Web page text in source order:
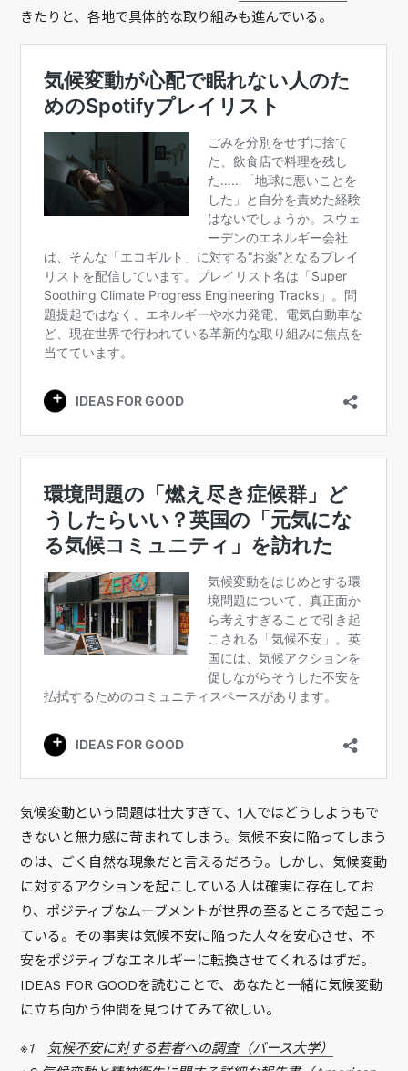
きたりと、各地で具体的な取り組みも進んでいる。
気候変動という問題は壮大すぎて、1人ではどうしようもで
きないと無力感に苛まれてしまう。気候不安に陥ってしまう
のは、ごく自然な現象だと言えるだろう。しかし、気候変動
に対するアクションを起こしている人は確実に存在してお
り、ポジティブなムーブメントが世界の至るところで起こっ
ている。その事実は気候不安に陥った人々を安心させ、不
安をポジティブなエネルギーに転換させてくれるはずだ。
IDEAS FOR GOODを読むことで、あなたと一緒に気候変動
に立ち向かう仲間を見つけてみて欲しい。
※1 気候不安に対する若者への調査（バース大学）